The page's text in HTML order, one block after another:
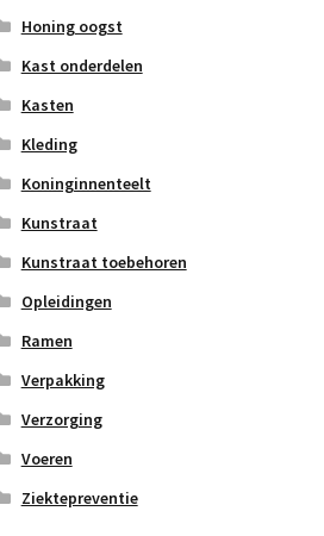
Honing oogst
Kast onderdelen
Kasten
Kleding
Koninginnenteelt
Kunstraat
Kunstraat toebehoren
Opleidingen
Ramen
Verpakking
Verzorging
Voeren
Ziektepreventie